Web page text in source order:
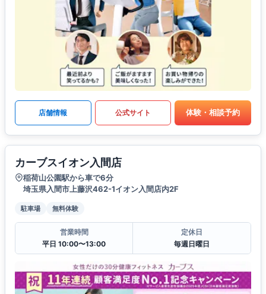
店舗情報 公式サイト 体験・相談予約
カーブスイオン入間店
稲荷山公園駅から車で6分
埼玉県入間市上藤沢462-1イオン入間店内2F
駐車場 無料体験
営業時間
平日 10:00〜13:00
定休日
毎週日曜日